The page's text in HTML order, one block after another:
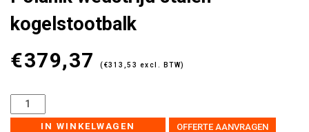
kogelstootbalk
€379,37 (€313,53 excl. BTW)
IN WINKELWAGEN OFFERTE AANVRAGEN